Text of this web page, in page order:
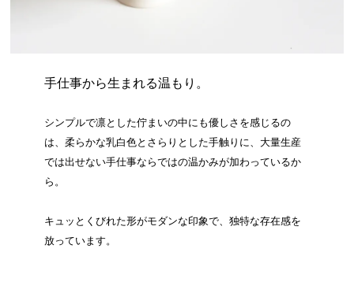
手仕事から生まれる温もり。
シンプルで凛とした佇まいの中にも優しさを感じるの
は、柔らかな乳白色とさらりとした手触りに、大量生産
では出せない手仕事ならではの温かみが加わっているか
ら。
キュッとくびれた形がモダンな印象で、独特な存在感を
放っています。